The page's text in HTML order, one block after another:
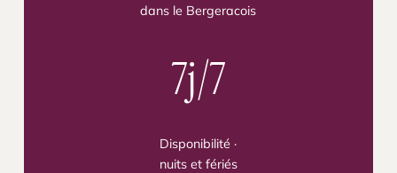
dans le Bergeracois
7j/7
Disponibilité ·
nuits et fériés